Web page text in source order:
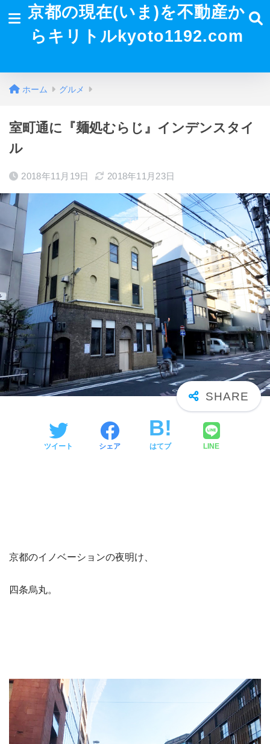
京都の現在(いま)を不動産か
らキリトルkyoto1192.com
ホーム グルメ
室町通に『麺処むらじ』インデンスタイ
ル
2018年11月19日 2018年11月23日
ツイート シェア はてブ LINE
京都のイノベーションの夜明け、
四条烏丸。